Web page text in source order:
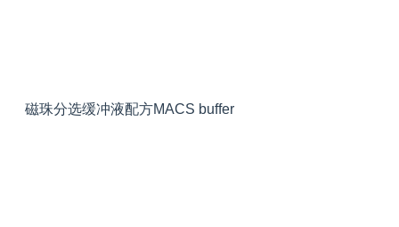
磁珠分选缓冲液配方MACS buffer